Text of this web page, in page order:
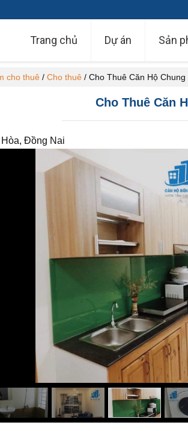
Trang chủ Dự án Sản
cho thuê / Cho thuê / Cho Thuê Căn Hộ
Cho Thuê Căn
Đồng Nai